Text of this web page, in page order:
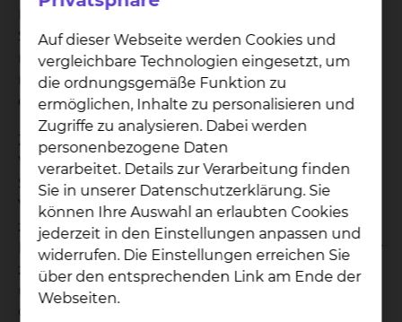
Einzugsbereich der Landkreise Wolfenbüttel,
Soltau und Peine auf hohem Niveau. Dafür
müssen die Patienten nun keine weiten Wege
mehr in Kauf nehmen - modernste Digitaltechnik
der Teleneurologie macht das möglich.
Zukünftig werden Ärzte in Peine oder
Wolfenbüttel beim Eintreffen eines Patienten mit
Symptomen eines Schlaganfalls über eine
Videoschaltung die Fachärzte der überregional
zertifizierten Stroke Units des Klinikums
Braunschweig und des AKH Celle rund um die Uhr
zu Rate ziehen können. Dabei werden die Bild-
und Tondaten verschlüsselt übertragen.
Gemeinsam mit dem Kollegen vor Ort wird die
Auf dieser Webseite werden Cookies und
vergleichbare Technologien eingesetzt, um
die ordnungsgemäße Funktion zu
ermöglichen, Inhalte zu personalisieren und
Zugriffe zu analysieren. Dabei werden
personenbezogene Daten
verarbeitet. Details zur Verarbeitung finden
Sie in unserer Datenschutzerklärung. Sie
können Ihre Auswahl an erlaubten Cookies
jederzeit in den Einstellungen anpassen und
widerrufen. Die Einstellungen erreichen Sie
über den entsprechenden Link am Ende der
Webseiten.